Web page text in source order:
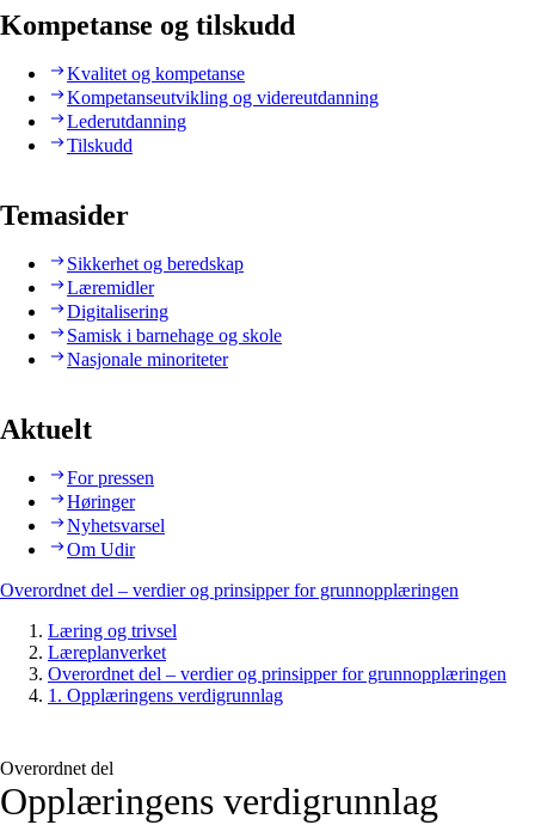
Kompetanse og tilskudd
Kvalitet og kompetanse
Kompetanseutvikling og videreutdanning
Lederutdanning
Tilskudd
Temasider
Sikkerhet og beredskap
Læremidler
Digitalisering
Samisk i barnehage og skole
Nasjonale minoriteter
Aktuelt
For pressen
Høringer
Nyhetsvarsel
Om Udir
Overordnet del – verdier og prinsipper for grunnopplæringen
Læring og trivsel
Læreplanverket
Overordnet del – verdier og prinsipper for grunnopplæringen
1. Opplæringens verdigrunnlag
Overordnet del
Opplæringens verdigrunnlag